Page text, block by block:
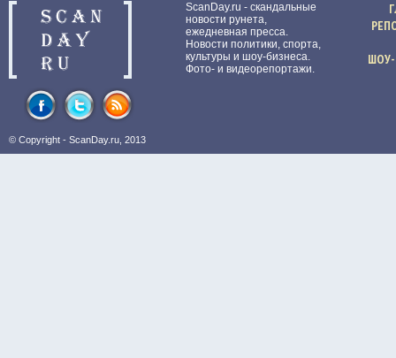
© Copyright - ScanDay.ru , 2013
ScanDay.ru - скандальные
новости рунета,
ежедневная пресса.
Новости политики, спорта,
культуры и шоу-бизнеса.
Фото- и видеорепортажи.
ШОУ-